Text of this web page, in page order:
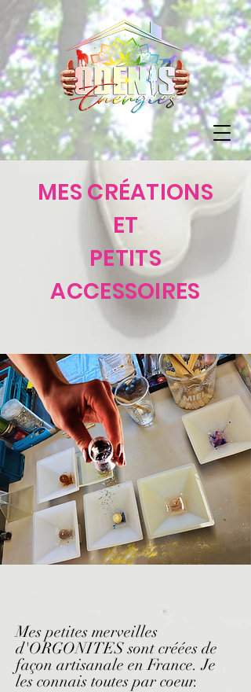
MES CRÉATIONS
ET
PETITS
ACCESSOIRES
Mes petites merveilles
d'ORGONITES sont créées de
façon artisanale en France. Je
les connais toutespar coeur.